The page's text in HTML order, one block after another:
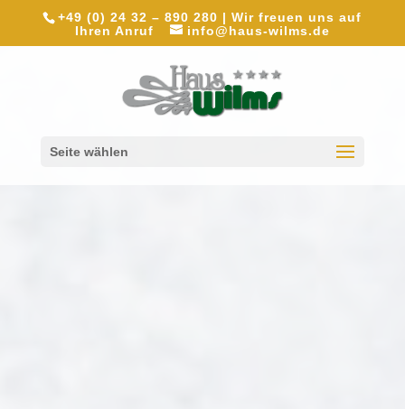
+49 (0) 24 32 – 890 280 | Wir freuen uns auf
Ihren Anruf
info@haus-wilms.de
Seite wählen